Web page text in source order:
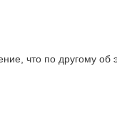
что по другому об